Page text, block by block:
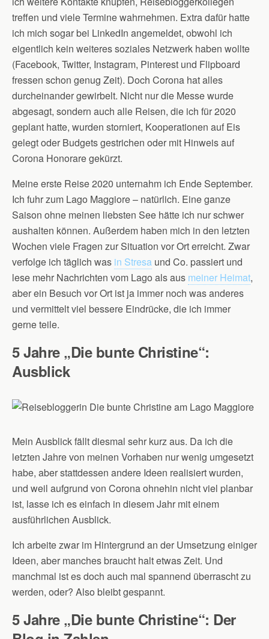
treffen und viele Termine wahrnehmen. Extra dafür hatte
ich mich sogar bei LinkedIn angemeldet, obwohl ich
eigentlich kein weiteres soziales Netzwerk haben wollte
(Facebook, Twitter, Instagram, Pinterest und Flipboard
fressen schon genug Zeit). Doch Corona hat alles
durcheinander gewirbelt. Nicht nur die Messe wurde
abgesagt, sondern auch alle Reisen, die ich für 2020
geplant hatte, wurden storniert, Kooperationen auf Eis
gelegt oder Budgets gestrichen oder mit Hinweis auf
Corona Honorare gekürzt.
Meine erste Reise 2020 unternahm ich Ende September.
Ich fuhr zum Lago Maggiore – natürlich. Eine ganze
Saison ohne meinen liebsten See hätte ich nur schwer
aushalten können. Außerdem haben mich in den letzten
Wochen viele Fragen zur Situation vor Ort erreicht. Zwar
verfolge ich täglich was in Stresa und Co. passiert und
lese mehr Nachrichten vom Lago als aus meiner Heimat,
aber ein Besuch vor Ort ist ja immer noch was anderes
und vermittelt viel bessere Eindrücke, die ich immer
gerne teile.
5Jahre „Die bunte Christine“:
Ausblick
Mein Ausblick fällt diesmal sehr kurz aus. Da ich die
letzten Jahre von meinen Vorhaben nur wenig umgesetzt
habe, aber stattdessen andere Ideen realisiert wurden,
und weil aufgrund von Corona ohnehin nicht viel planbar
ist, lasse ich es einfach in diesem Jahr mit einem
ausführlichen Ausblick.
Ich arbeite zwar im Hintergrund an der Umsetzung einiger
Ideen, aber manches braucht halt etwas Zeit. Und
manchmal ist es doch auch mal spannend überrascht zu
werden, oder? Also bleibt gespannt.
5Jahre „Die bunte Christine“: Der